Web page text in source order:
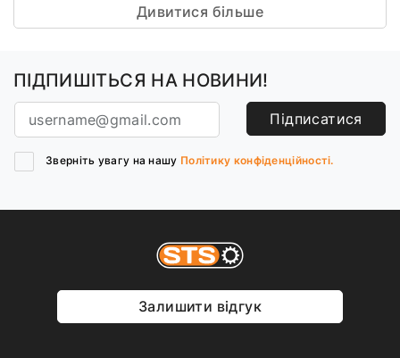
Дивитися більше
ПІДПИШІТЬСЯ НА НОВИНИ!
Підписатися
Зверніть увагу на нашу Політику конфіденційності.
Залишити відгук